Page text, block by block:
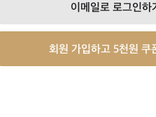
이메일로 로그인하
회원 가입하고 5천원 쿠